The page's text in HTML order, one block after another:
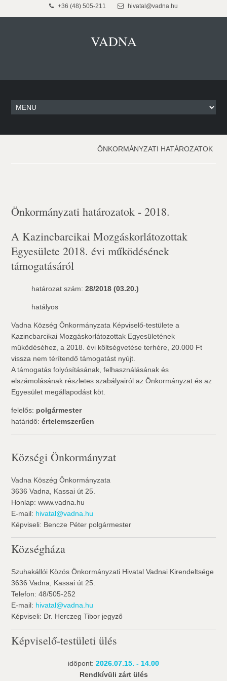
+36 (48) 505-211 hivatal@vadna.hu
VADNA
ÖNKORMÁNYZATI HATÁROZATOK
Önkormányzati határozatok - 2018.
A Kazincbarcikai Mozgáskorlátozottak
Egyesülete 2018. évi működésének
támogatásáról
határozat szám:28/2018 (03.20.)
hatályos
Vadna Község Önkormányzata Képviselő-testülete a
Kazincbarcikai Mozgáskorlátozottak Egyesületének
működéséhez, a 2018. évi költségvetése terhére, 20.000 Ft
vissza nem térítendő támogatást nyújt.
A támogatás folyósításának, felhasználásának és
elszámolásának részletes szabályairól az Önkormányzat és az
Egyesület megállapodást köt.
felelős: polgármester
határidő:értelemszerűen
Községi Önkormányzat
Vadna Köszég Önkormányzata
3636 Vadna, Kassai út 25.
Honlap: www.vadna.hu
E-mail: hivatal@vadna.hu
Képviseli: Bencze Péter polgármester
Községháza
Szuhakállói Közös Önkormányzati Hivatal Vadnai Kirendeltsége
3636 Vadna, Kassai út 25.
Telefon: 48/505-252
E-mail: hivatal@vadna.hu
Képviseli: Dr. Herczeg Tibor jegyző
Képviselő-testületi ülés
időpont: 2026.07.15. - 14.00
Rendkívüli zárt ülés